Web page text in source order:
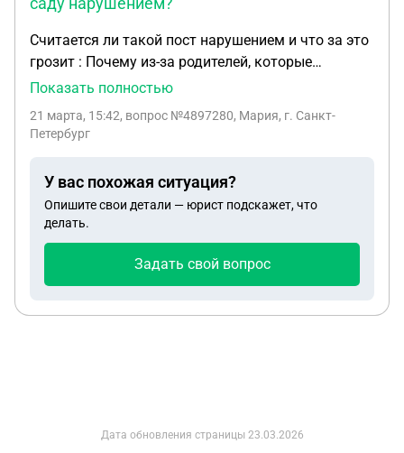
Считается ли такой пост нарушением и что за это
грозит : Почему из-за родителей, которые
приводят своих детей с особенностями развития
и дети? Из-за одного такого случая уволилась
детский сад для детей с особенностями развития,
где есть всё необходимое: здание и штат
квалифицированных сотрудников. А вы тащите
ребёнка, с диагнозом, которому не нужно 25 детей
в группе, он в пять лет ходит в подгузниках, сам
им заниматься и водить в спец сад.
Показать полностью
21 марта, 15:42, вопрос №4897280, Мария, г. Санкт-
Петербург
У вас похожая ситуация?
Опишите свои детали — юрист подскажет, что
делать.
Задать свой вопрос
Дата обновления страницы 23.03.2026